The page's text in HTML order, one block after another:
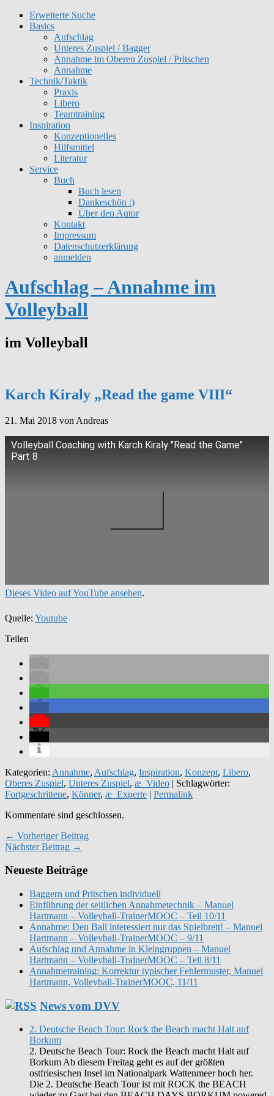
Erweiterte Suche
Basics
Aufschlag
Unteres Zuspiel / Bagger
Annahme im Oberen Zuspiel / Pritschen
Annahme
Technik/Taktik
Praxis
Libero
Teamtraining
Inspiration
Konzeptionelles
Hilfsmittel
Literatur
Service
Buch
Buch lesen
Dankeschön :)
Über den Autor
Kontakt
Impressum
Datenschutzerklärung
anmelden
Aufschlag – Annahme im
Volleyball
im Volleyball
Karch Kiraly „Read the game VIII“
21. Mai 2018 von Andreas
Volleyball Coaching with Karch Kiraly "Read the Game"
Part 8
Dieses Video auf YouTube ansehen.
Quelle: Youtube
Teilen
Kategorien: Annahme, Aufschlag, Inspiration, Konzept, Libero,
Oberes Zuspiel, Unteres Zuspiel, æ_Video | Schlagwörter:
Fortgeschrittene, Könner, æ_Experte | Permalink
Kommentare sind geschlossen.
← Vorheriger Beitrag
Nächster Beitrag →
Neueste Beiträge
Baggern und Pritschen individuell
Einführung der seitlichen Annahmetechnik – Manuel
Hartmann – Volleyball-TrainerMOOC – Teil 10/11
Annahme: Den Ball interessiert nur das Spielbrett! – Manuel
Hartmann – Volleyball-TrainerMOOC – 9/11
Aufschlag und Annahme in Kleingruppen – Manuel
Hartmann – Volleyball-TrainerMOOC – Teil 8/11
Annahmetraining: Korrektur typischer Fehlermuster, Manuel
Hartmann, Volleyball-TrainerMOOC, 11/11
News vom DVV
2. Deutsche Beach Tour: Rock the Beach macht Halt auf
Borkum
2. Deutsche Beach Tour: Rock the Beach macht Halt auf
Borkum Ab diesem Freitag geht es auf der größten
ostfriesischen Insel im Nationalpark Wattenmeer hoch her.
Die 2. Deutsche Beach Tour ist mit ROCK the BEACH
Get 30% off your first purchase